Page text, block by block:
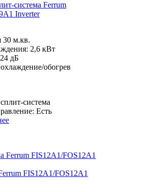
система Ferrum
Inverter
30 м.кв.
2,6 кВт
дБ
обогрев
система
Есть
FIS12A1/FOS12A1